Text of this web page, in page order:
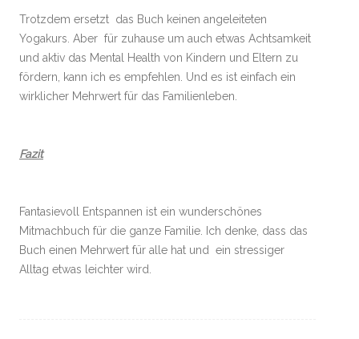
Trotzdem ersetzt das Buch keinen angeleiteten
Yogakurs. Aber für zuhause um auch etwas Achtsamkeit
und aktiv das Mental Health von Kindern und Eltern zu
fördern, kann ich es empfehlen. Und es ist einfach ein
wirklicher Mehrwert für das Familienleben.
Fazit
Fantasievoll Entspannen ist ein wunderschönes
Mitmachbuch für die ganze Familie. Ich denke, dass das
Buch einen Mehrwert für alle hat und ein stressiger
Alltag etwas leichter wird.